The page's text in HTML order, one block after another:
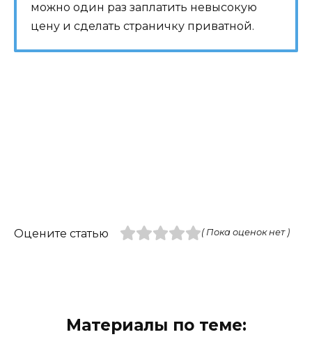
можно один раз заплатить невысокую
цену и сделать страничку приватной.
Оцените статью ( Пока оценок нет )
Материалы по теме: